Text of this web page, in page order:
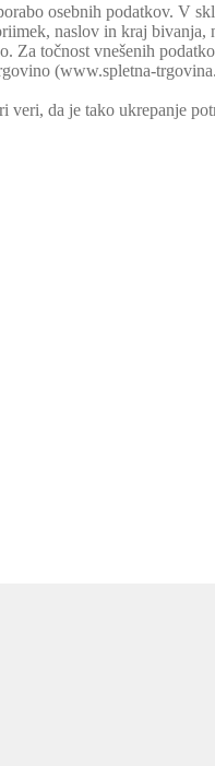
osebnih podatkov. V
naslov in kraj bivanja,
Za točnost vnešenih
(www.spletna-
da je tako ukrepanje